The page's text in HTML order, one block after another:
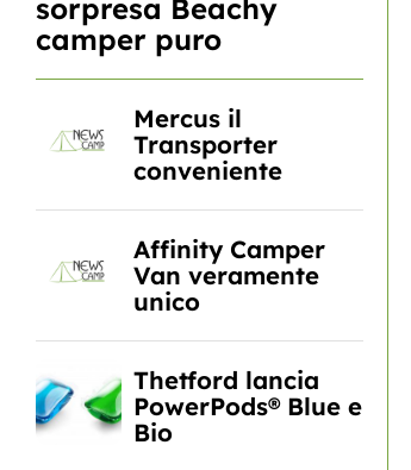
sorpresa Beachy
camper puro
Mercus il
Transporter
conveniente
Affinity Camper
Van veramente
unico
Thetford lancia
PowerPods® Blue e
Bio